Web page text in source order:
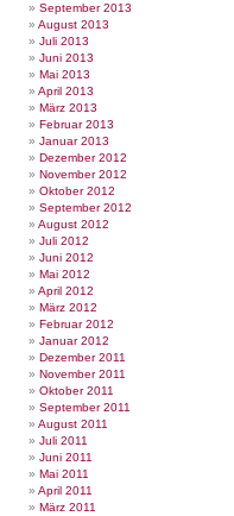
September 2013
August 2013
Juli 2013
Juni 2013
Mai 2013
April 2013
März 2013
Februar 2013
Januar 2013
Dezember 2012
November 2012
Oktober 2012
September 2012
August 2012
Juli 2012
Juni 2012
Mai 2012
April 2012
März 2012
Februar 2012
Januar 2012
Dezember 2011
November 2011
Oktober 2011
September 2011
August 2011
Juli 2011
Juni 2011
Mai 2011
April 2011
März 2011